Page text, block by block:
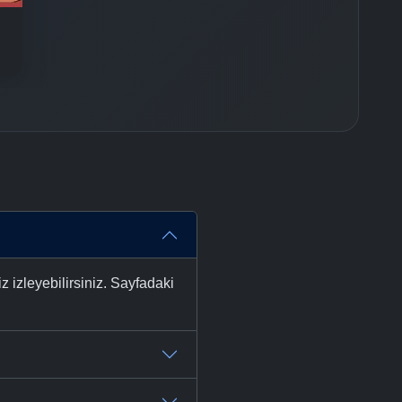
izleyebilirsiniz. Sayfadaki